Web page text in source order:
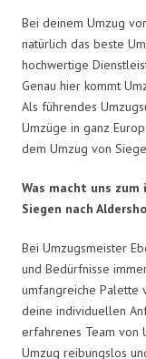
Bei deinem Umzug
natürlich das beste
hochwertige
Genau hier kommt
Als führendes
Umzüge in ganz
dem Umzug von
Was macht uns
Siegen nach
Bei Umzugsmeister
und Bedürfnisse
umfangreiche Palette
deine individuellen
erfahrenes Team von
Umzug reibungslos